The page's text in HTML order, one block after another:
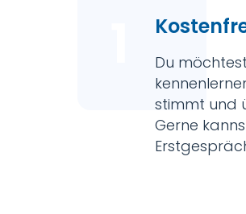
Du
stimmt und
Gerne